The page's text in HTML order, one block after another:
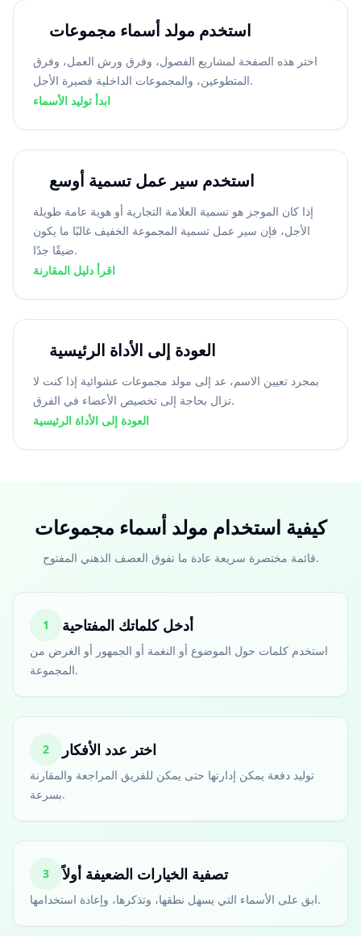
استخدم مولد أسماء مجموعات
اختر هذه الصفحة لمشاريع الفصول، وفرق ورش العمل، وفرق
المتطوعين، والمجموعات الداخلية قصيرة الأجل.
ابدأ توليد الأسماء
استخدم سير عمل تسمية أوسع
إذا كان الموجز هو تسمية العلامة التجارية أو هوية عامة طويلة
الأجل، فإن سير عمل تسمية المجموعة الخفيف غالبًا ما يكون
ضيقًا جدًا.
اقرأ دليل المقارنة
العودة إلى الأداة الرئيسية
بمجرد تعيين الاسم، عد إلى مولد مجموعات عشوائية إذا كنت لا
تزال بحاجة إلى تخصيص الأعضاء في الفرق.
العودة إلى الأداة الرئيسية
كيفية استخدام مولد أسماء مجموعات
قائمة مختصرة سريعة عادة ما تفوق العصف الذهني المفتوح.
1 أدخل كلماتك المفتاحية
استخدم كلمات حول الموضوع أو النغمة أو الجمهور أو الغرض من
المجموعة.
2 اختر عدد الأفكار
توليد دفعة يمكن إدارتها حتى يمكن للفريق المراجعة والمقارنة
بسرعة.
3 تصفية الخيارات الضعيفة أولاً
ابق على الأسماء التي يسهل نطقها، وتذكرها، وإعادة استخدامها.